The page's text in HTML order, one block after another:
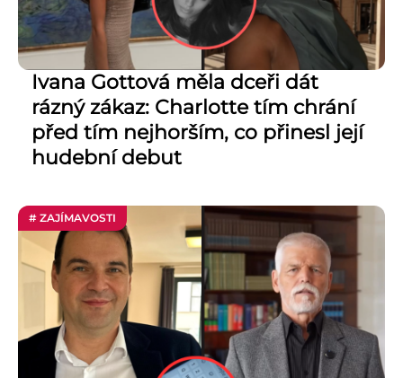
Ivana Gottová měla dceři dát
rázný zákaz: Charlotte tím chrání
před tím nejhorším, co přinesl její
hudební debut
# ZAJÍMAVOSTI